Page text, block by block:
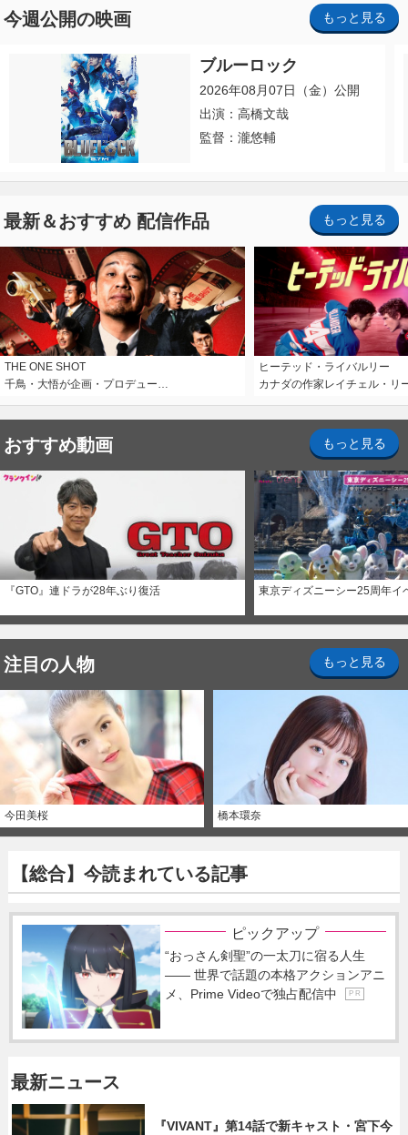
今週公開の映画 もっと見る
ブルーロック
2026年08月07日（金）公開
出演：高橋文哉
監督：瀧悠輔
最新＆おすすめ 配信作品 もっと見る
THE ONE SHOT
千鳥・大悟が企画・プロデュー…
ヒーテッド・ライバルリー
カナダの作家レイチェル・リ
おすすめ動画 もっと見る
『GTO』連ドラが28年ぶり復活 東京ディズニーシー25周年イ
注目の人物 もっと見る
今田美桜 橋本環奈
【総合】今読まれている記事
ピックアップ
“おっさん剣聖”の一太刀に宿る人生
―― 世界で話題の本格アクションアニ
メ、Prime Videoで独占配信中
P R
最新ニュース
『VIVANT』第14話で新キャスト・宮下今